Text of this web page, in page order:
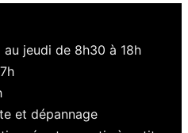
au jeudi de 8h30 à 18h
et dépannage